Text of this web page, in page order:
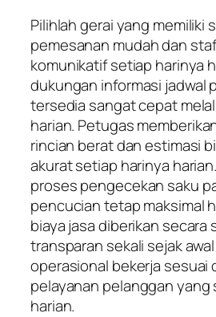
Pilihlah gerai yang memiliki
pemesanan mudah dan
komunikatif setiap harinya
dukungan informasi jadwal
tersedia sangat cepat
harian. Petugas
rincian berat dan estimasi
akurat setiap harinya
proses pengecekan saku
pencucian tetap maksimal
biaya jasa diberikan secara
transparan sekali sejak
operasional bekerja sesuai
pelayanan pelanggan
harian.